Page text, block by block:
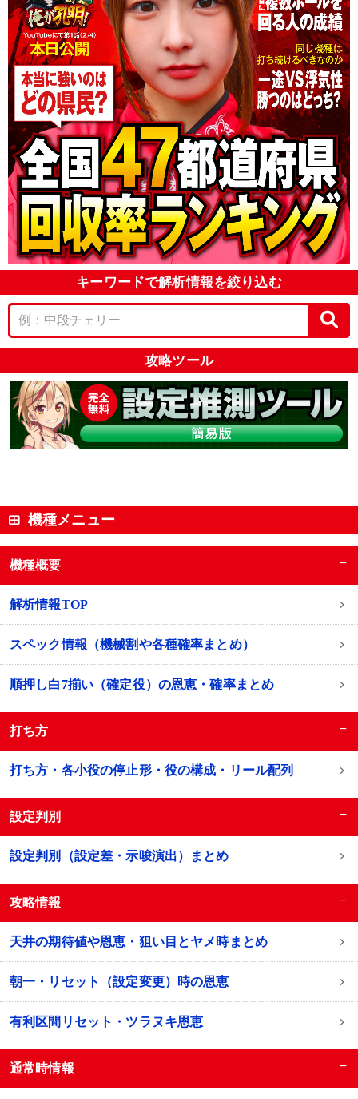
キーワードで解析情報を絞り込む
攻略ツール
機種メニュー
機種概要 −
解析情報TOP
スペック情報（機械割や各種確率まとめ）
順押し白7揃い（確定役）の恩恵・確率まとめ
打ち方 −
打ち方・各小役の停止形・役の構成・リール配列
設定判別 −
設定判別（設定差・示唆演出）まとめ
攻略情報 −
天井の期待値や恩恵・狙い目とヤメ時まとめ
朝一・リセット（設定変更）時の恩恵
有利区間リセット・ツラヌキ恩恵
通常時情報 −